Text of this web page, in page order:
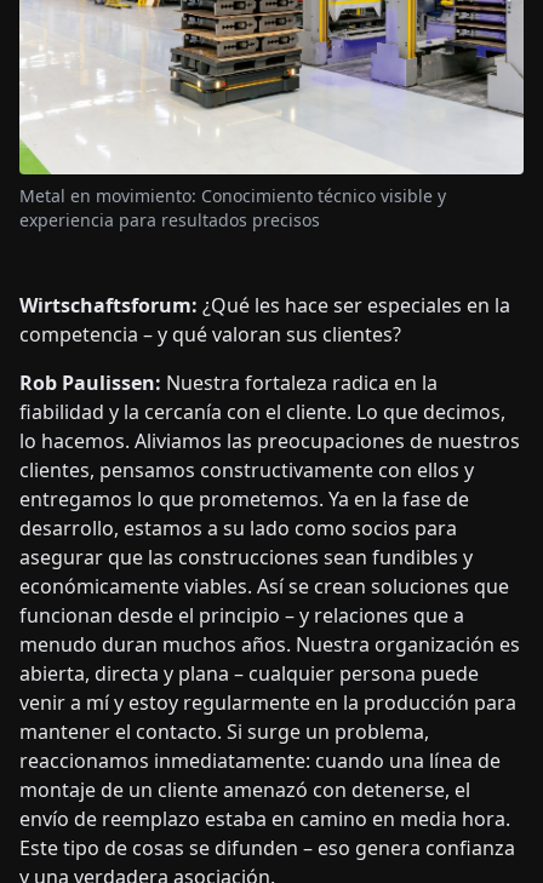
Metal en movimiento: Conocimiento técnico visible y
experiencia para resultados precisos
Wirtschaftsforum: ¿Qué les hace ser especiales en la
competencia – y qué valoran sus clientes?
Rob Paulissen: Nuestra fortaleza radica en la
fiabilidad y la cercanía con el cliente. Lo que decimos,
lo hacemos. Aliviamos las preocupaciones de nuestros
clientes, pensamos constructivamente con ellos y
entregamos lo que prometemos. Ya en la fase de
desarrollo, estamos a su lado como socios para
asegurar que las construcciones sean fundibles y
económicamente viables. Así se crean soluciones que
funcionan desde el principio – y relaciones que a
menudo duran muchos años. Nuestra organización es
abierta, directa y plana – cualquier persona puede
venir a mí y estoy regularmente en la producción para
mantener el contacto. Si surge un problema,
reaccionamos inmediatamente: cuando una línea de
montaje de un cliente amenazó con detenerse, el
envío de reemplazo estaba en camino en media hora.
Este tipo de cosas se difunden – eso genera confianza
y una verdadera asociación.